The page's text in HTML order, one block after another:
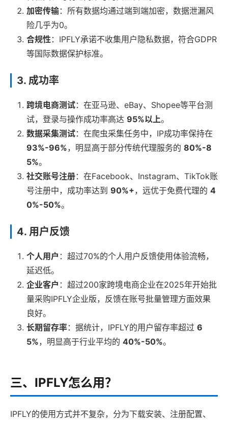
加密传输：所有数据均通过端到端加密，数据泄漏风
险几乎为0。
合规性 ：IPFLY承诺不收集用户隐私数据，符合GDPR
等国际数据保护标准。
3. 成功率
跨境电商测试：在亚马逊、eBay、Shopee等平台测
试，登录与操作成功率高达 95%以上。
数据采集测试：在爬虫采集任务中，IP成功率保持在
93%-96%，明显高于部分传统代理服务的 80%-8
5%。
社交账号注册：在Facebook、Instagram、TikTok账
号注册中，成功率达到 90%+，远优于免费代理的 4
0%-50%。
4. 用户反馈
个人用户 ：超过70%的个人用户反馈使用体验流畅，
延迟低。
企业客户 ：超过200家跨境电商企业在2025年开始批
量采购IPFLY企业版，反馈在账号批量管理方面效果
良好。
长期留存率：据统计，IPFLY的用户留存率超过 6
5%，明显高于行业平均的 40%-50%。
三、IPFLY怎么用？
IPFLY的使用方式并不复杂，分为下载安装、注册配置、